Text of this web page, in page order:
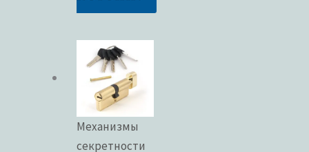
Механизмы
секретности